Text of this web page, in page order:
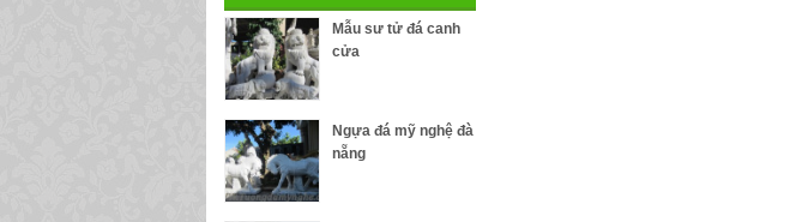
Mẫu sư tử đá canh
cửa
Ngựa đá mỹ nghệ đà
nẵng